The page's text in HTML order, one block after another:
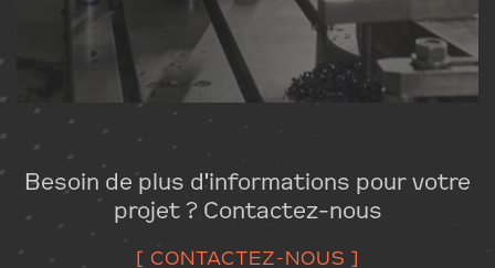
Besoin de plus d'informations pour votre
projet ? Contactez-nous
[ CONTACTEZ-NOUS ]